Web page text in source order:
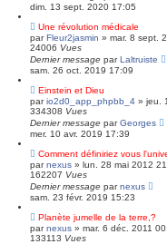
dim. 13 sept. 2020 17:05
Une révolution médicale
parFleur2jasmin » mar. 8 sept.
24006 Vues
Dernier message parLaltruiste
sam. 26 oct. 2019 17:09
Einstein et Dieu
pario2d0_app_phpbb_4 » jeu.
334308 Vues
Dernier message parGeorges
mer. 10 avr. 2019 17:39
Comment définiriez vous
parnexus » lun. 28 mai 2012
162207 Vues
Dernier message parnexus
sam. 23 févr. 2019 15:23
Planète jumelle de la terre,?
parnexus » mar. 6 déc. 2011
133113 Vues